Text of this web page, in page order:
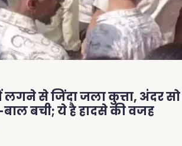
से जिंदा जला कुत्ता, अंदर सो
बची; ये है हादसे की वजह